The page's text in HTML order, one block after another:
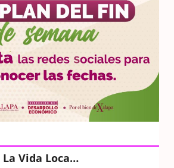
La Vida Loca…